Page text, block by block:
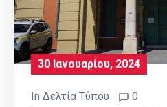
30 Ιανουαρίου, 2024
In Δελτία Τύπου 0